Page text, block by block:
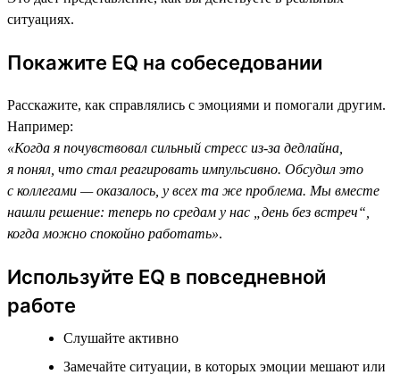
ситуациях.
Покажите EQ на собеседовании
Расскажите, как справлялись с эмоциями и помогали другим.
Например:
«Когда я почувствовал сильный стресс из-за дедлайна,
я понял, что стал реагировать импульсивно. Обсудил это
с коллегами — оказалось, у всех та же проблема. Мы вместе
нашли решение: теперь по средам у нас „день без встреч“,
когда можно спокойно работать».
Используйте EQ в повседневной
работе
Слушайте активно
Замечайте ситуации, в которых эмоции мешают или